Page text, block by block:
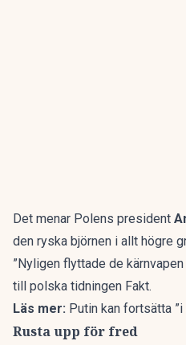
Det menar Polens president
den ryska björnen i allt högre
”Nyligen flyttade de
till polska tidningen Fakt.
Läs mer: Putin kan fortsätta
Rusta upp för fred